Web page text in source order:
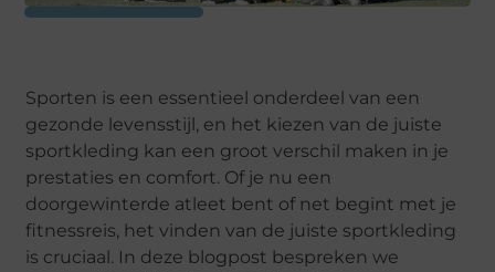
Sporten is een essentieel onderdeel van een
gezonde levensstijl, en het kiezen van de juiste
sportkleding kan een groot verschil maken in je
prestaties en comfort. Of je nu een
doorgewinterde atleet bent of net begint met je
fitnessreis, het vinden van de juiste sportkleding
is cruciaal. In deze blogpost bespreken we